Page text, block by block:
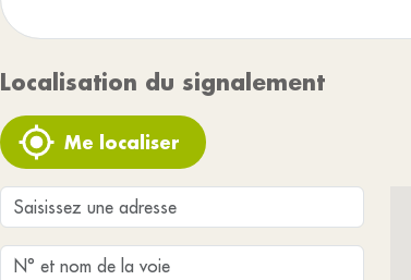
Localisation du signalement
Me localiser